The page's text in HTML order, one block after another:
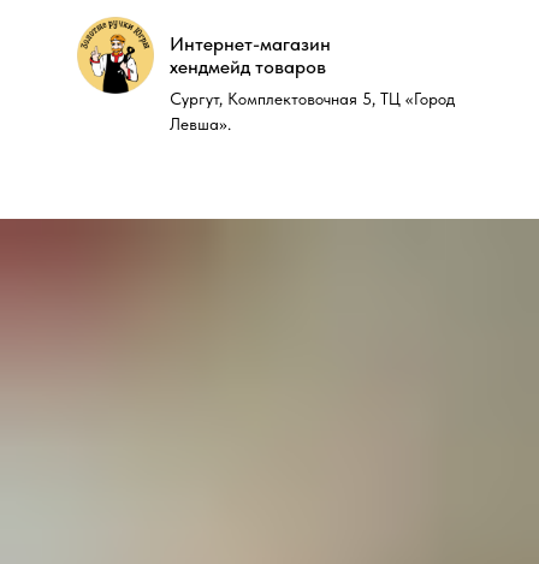
Интернет-магазин
хендмейд товаров
Сургут, Комплектовочная 5, ТЦ «Город
Левша».
Интернет-магазин
хендмейд товаров
Сургут, Комплектовочная 5, ТЦ «Город
Левша».